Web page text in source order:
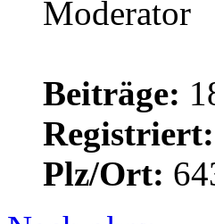
Beiträge:
Registriert:
Plz/Ort: